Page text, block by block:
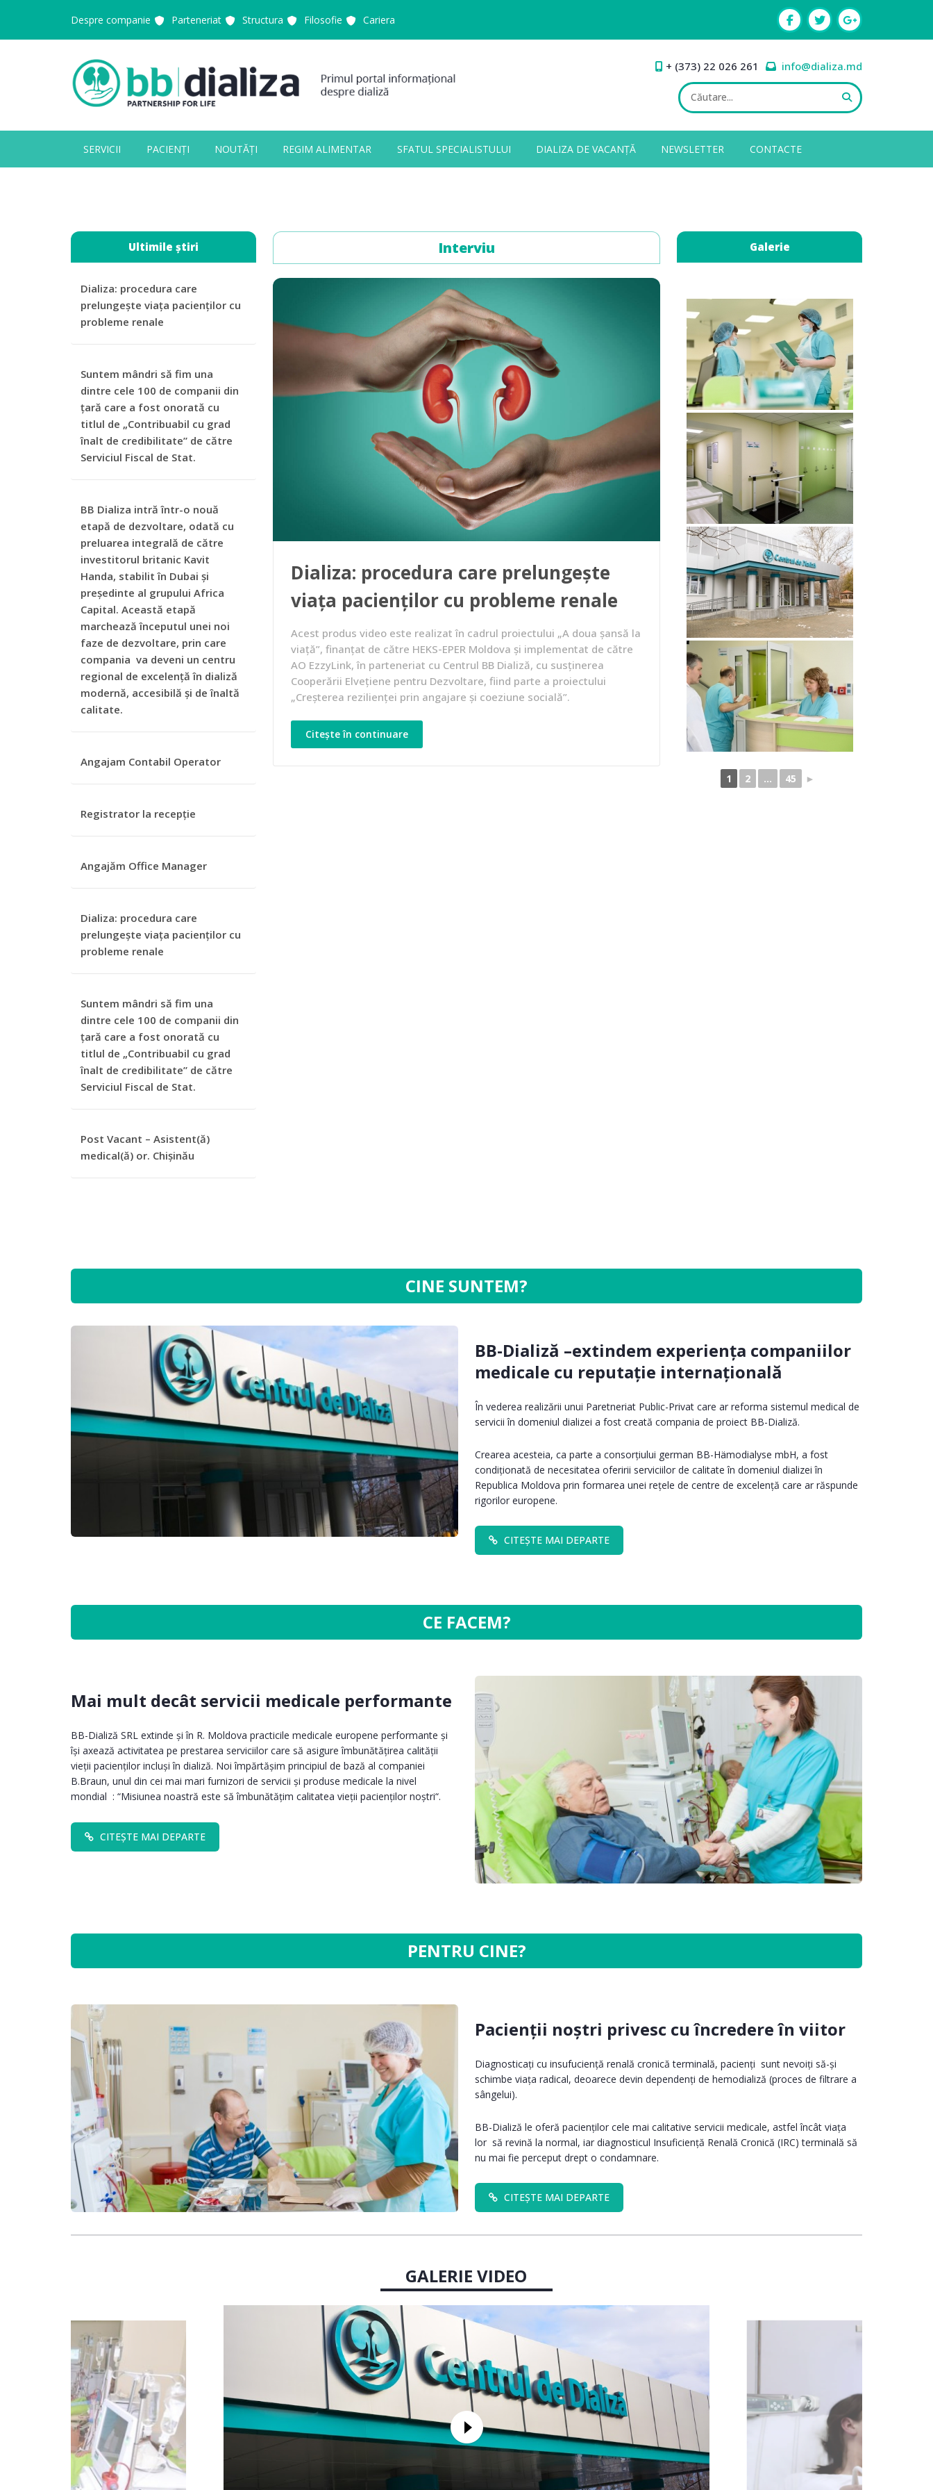
Despre companie Parteneriat Structura Filosofie Cariera
+ (373) 22 026 261 info@dializa.md
SERVICII PACIENȚI NOUTĂȚI REGIM ALIMENTAR SFATUL SPECIALISTULUI DIALIZA DE VACANȚĂ NEWSLETTER CONTACTE
Ultimile știri
Dializa: procedura care
prelungește viața pacienților cu
probleme renale
Suntem mândri să fim una
dintre cele 100 de companii din
țară care a fost onorată cu
titlul de „Contribuabil cu grad
înalt de credibilitate” de către
Serviciul Fiscal de Stat.
BB Dializa intră într-o nouă
etapă de dezvoltare, odată cu
preluarea integrală de către
investitorul britanic Kavit
Handa, stabilit în Dubai și
președinte al grupului Africa
Capital. Această etapă
marchează începutul unei noi
faze de dezvoltare, prin care
compania va deveni un centru
regional de excelență în dializă
modernă, accesibilă și de înaltă
calitate.
Angajam Contabil Operator
Registrator la recepție
Angajăm Office Manager
Dializa: procedura care
prelungește viața pacienților cu
probleme renale
Suntem mândri să fim una
dintre cele 100 de companii din
țară care a fost onorată cu
titlul de „Contribuabil cu grad
înalt de credibilitate” de către
Serviciul Fiscal de Stat.
Post Vacant – Asistent(ă)
medical(ă) or. Chișinău
Interviu
Dializa: procedura care prelungește
viața pacienților cu probleme renale
Acest produs video este realizat în cadrul proiectului „A doua șansă la
viață”, finanțat de către HEKS-EPER Moldova și implementat de către
AO EzzyLink, în parteneriat cu Centrul BB Dializă, cu susținerea
Cooperării Elvețiene pentru Dezvoltare, fiind parte a proiectului
„Creșterea rezilienței prin angajare și coeziune socială”.
Citește în continuare
Galerie
1 2 ... 45 ►
CINE SUNTEM?
BB-Dializă –extindem experiența companiilor
medicale cu reputație internațională
În vederea realizării unui Paretneriat Public-Privat care ar reforma sistemul medical de
servicii în domeniul dializei a fost creată compania de proiect BB-Dializă.
Crearea acesteia, ca parte a consorțiului german BB-Hämodialyse mbH, a fost
condiționată de necesitatea oferirii serviciilor de calitate în domeniul dializei în
Republica Moldova prin formarea unei rețele de centre de excelență care ar răspunde
rigorilor europene.
CITEȘTE MAI DEPARTE
CE FACEM?
Mai mult decât servicii medicale performante
BB-Dializă SRL extinde și în R. Moldova practicile medicale europene performante și
își axează activitatea pe prestarea serviciilor care să asigure îmbunătățirea calității
vieții pacienților incluși în dializă. Noi împărtășim principiul de bază al companiei
B.Braun, unul din cei mai mari furnizori de servicii și produse medicale la nivel
mondial : “Misiunea noastră este să îmbunătăţim calitatea vieţii pacienţilor noştri“.
CITEȘTE MAI DEPARTE
PENTRU CINE?
Pacienții noștri privesc cu încredere în viitor
Diagnosticați cu insufuciență renală cronică terminală, pacienți sunt nevoiți să-și
schimbe viața radical, deoarece devin dependenți de hemodializă (proces de filtrare a
sângelui).
BB-Dializă le oferă pacienților cele mai calitative servicii medicale, astfel încât viața
lor să revină la normal, iar diagnosticul Insuficiență Renală Cronică (IRC) terminală să
nu mai fie perceput drept o condamnare.
CITEȘTE MAI DEPARTE
GALERIE VIDEO